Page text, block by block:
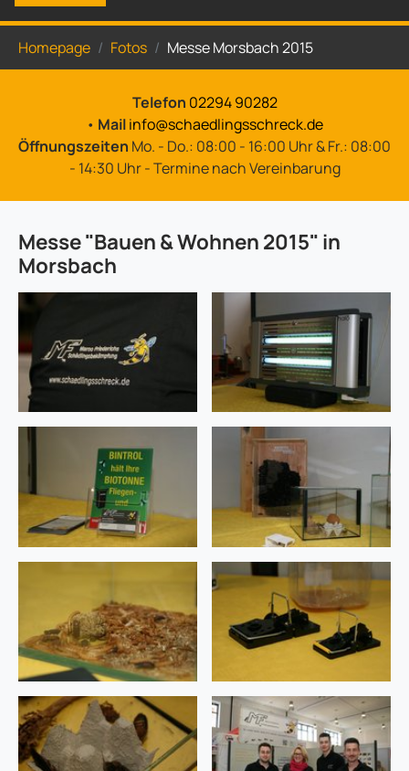
Homepage Fotos Messe Morsbach 2015
Telefon 02294 90282
• Mailinfo@schaedlingsschreck.de
Öffnungszeiten Mo. - Do.: 08:00 - 16:00 Uhr & Fr.: 08:00
- 14:30 Uhr - Termine nach Vereinbarung
Messe "Bauen & Wohnen 2015" in
Morsbach